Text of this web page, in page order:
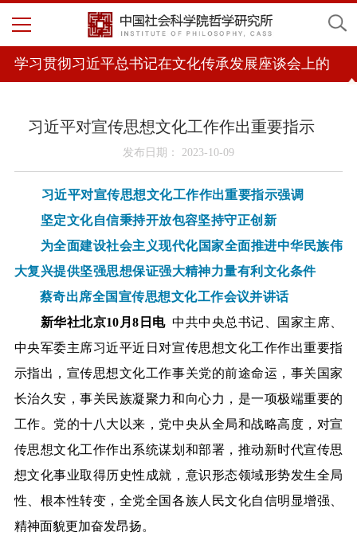
学习贯彻习近平总书记在文化传承发展座谈会上的
习近平对宣传思想文化工作作出重要指示
发布日期： 2023-10-09
习近平对宣传思想文化工作作出重要指示强调
坚定文化自信秉持开放包容坚持守正创新
为全面建设社会主义现代化国家全面推进中华民族伟
大复兴提供坚强思想保证强大精神力量有利文化条件
蔡奇出席全国宣传思想文化工作会议并讲话
新华社北京10月8日电中共中央总书记、国家主席、
中央军委主席习近平近日对宣传思想文化工作作出重要指
示指出，宣传思想文化工作事关党的前途命运，事关国家
长治久安，事关民族凝聚力和向心力，是一项极端重要的
工作。党的十八大以来，党中央从全局和战略高度，对宣
传思想文化工作作出系统谋划和部署，推动新时代宣传思
想文化事业取得历史性成就，意识形态领域形势发生全局
性、根本性转变，全党全国各族人民文化自信明显增强、
精神面貌更加奋发昂扬。